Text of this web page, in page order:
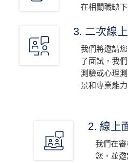
在相關職缺
3. 二次線
我們將邀請
了面試，我
測驗或心理
景和專業能力
2. 線上
我們在
您，並邀